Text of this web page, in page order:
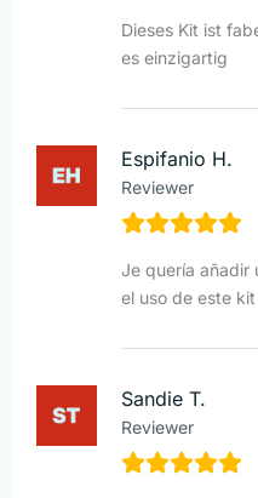
Dieses Kit ist
es einzigartig
Espifanio H.
Reviewer
Je quería añadir
el uso de este
Sandie T.
Reviewer